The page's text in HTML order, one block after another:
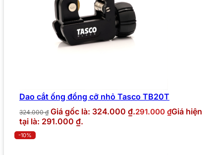
Dao cắt ống đồng cỡ nhỏ Tasco TB20T
324.000₫ Giá gốc là: 324.000 ₫.291.000 ₫Giá hiện
tại là: 291.000 ₫.
-10%